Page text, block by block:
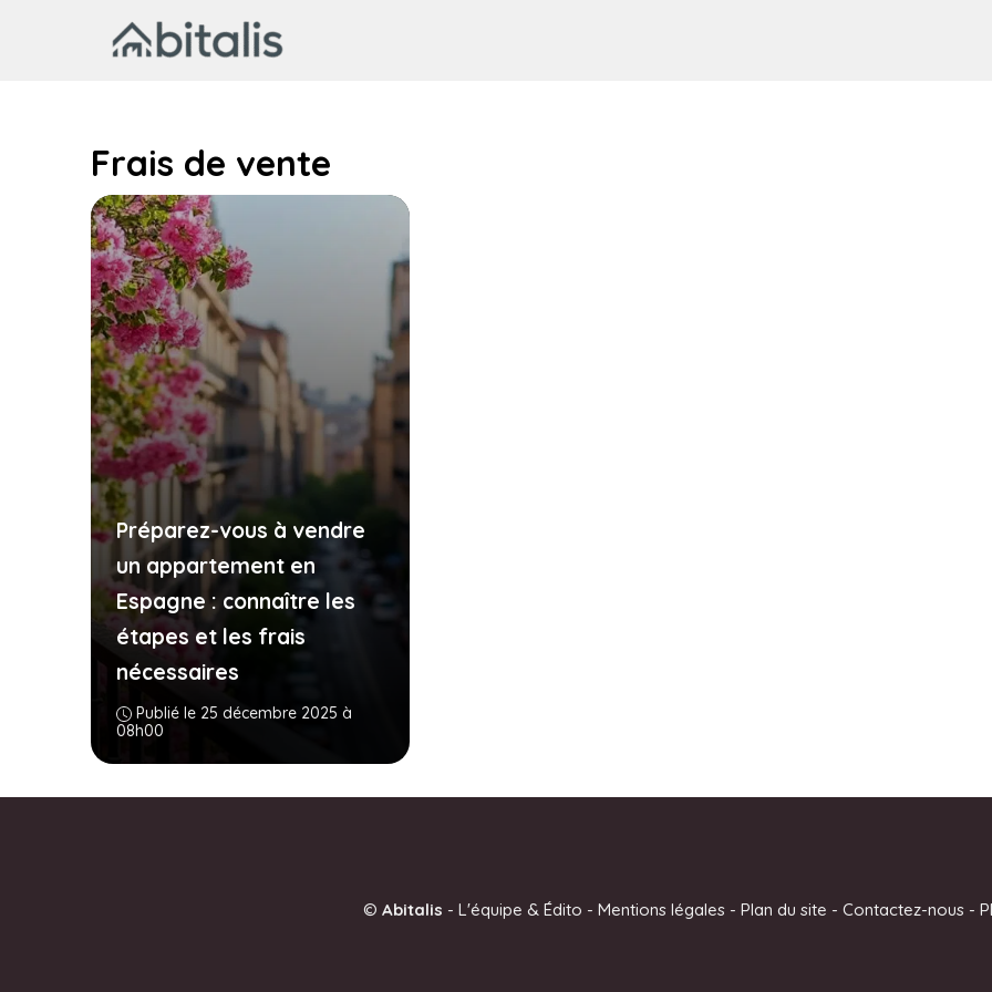
Frais de vente
Préparez-vous à vendre
un appartement en
Espagne : connaître les
étapes et les frais
nécessaires
Publié le 25 décembre 2025 à
08h00
© Abitalis - L'équipe & Édito - Mentions légales- Plan du site - Contactez-nous-